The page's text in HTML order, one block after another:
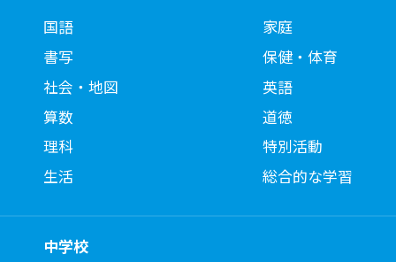
国語
書写
社会・地図
算数
理科
生活
家庭
保健・体育
英語
道徳
特別活動
総合的な学習
中学校